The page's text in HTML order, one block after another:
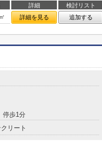
詳細
検討リスト
詳細を見る 追加する
停歩1分
リート